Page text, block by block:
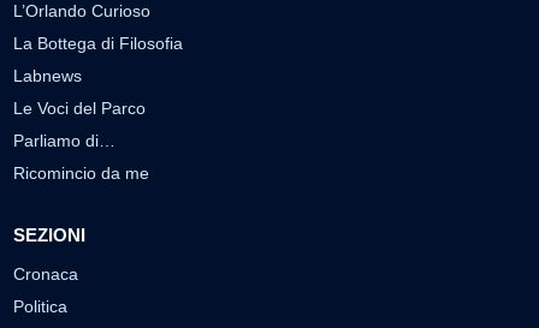
L’Orlando Curioso
La Bottega di Filosofia
Labnews
Le Voci del Parco
Parliamo di…
Ricomincio da me
SEZIONI
Cronaca
Politica